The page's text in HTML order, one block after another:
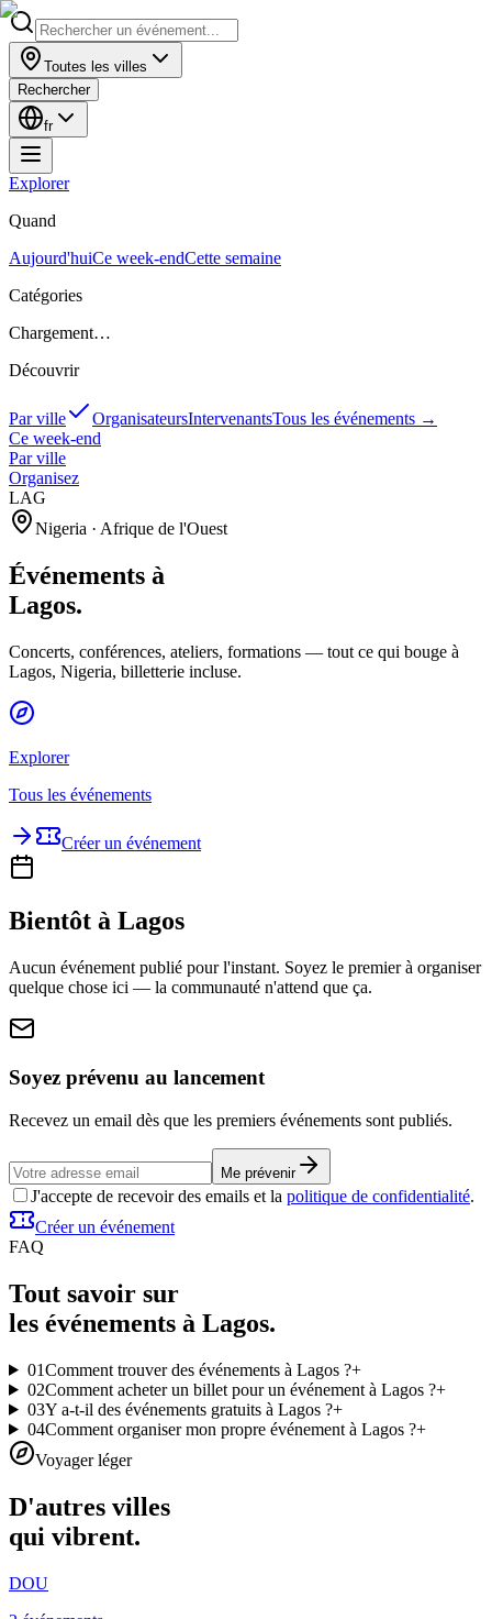
Toutes les villes
Rechercher
fr
Explorer
Quand
Aujourd'huiCe week-endCette semaine
Catégories
Chargement…
Découvrir
Par ville OrganisateursIntervenantsTous les événements →
Ce week-end
Par ville
Organisez
LAG
Nigeria · Afrique de l'Ouest
Événements à
Lagos.
Concerts, conférences, ateliers, formations — tout ce qui bouge à
Lagos, Nigeria, billetterie incluse.
Explorer
Tous les événements
Créer un événement
Bientôt à Lagos
Aucun événement publié pour l'instant. Soyez le premier à organiser
quelque chose ici — la communauté n'attend que ça.
Soyez prévenu au lancement
Recevez un email dès que les premiers événements sont publiés.
Me prévenir
J'accepte de recevoir des emails et la politique de confidentialité.
Créer un événement
FAQ
Tout savoir sur
les événements à Lagos.
01Comment trouver des événements à Lagos ?+
02Comment acheter un billet pour un événement à Lagos ?+
03Y a-t-il des événements gratuits à Lagos ?+
04Comment organiser mon propre événement à Lagos ?+
Voyager léger
D'autres villes
qui vibrent.
DOU